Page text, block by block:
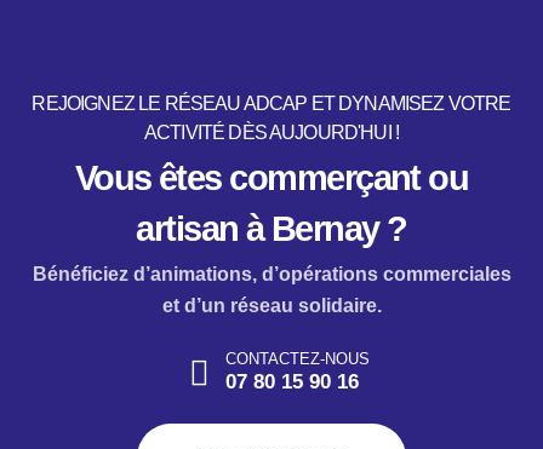
REJOIGNEZ LE RÉSEAU ADCAP ET DYNAMISEZ VOTRE
ACTIVITÉ DÈS AUJOURD'HUI !
Vous êtes commerçant ou
artisan à Bernay ?
Bénéficiez d’animations, d’opérations commerciales
et d’un réseau solidaire.
CONTACTEZ-NOUS
07 80 15 90 16